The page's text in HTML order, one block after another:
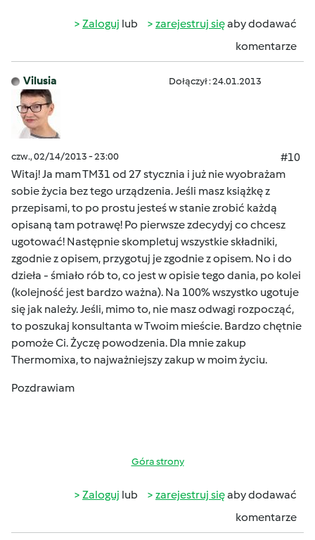
Zaloguj lub zarejestruj sięaby dodawać
komentarze
Vilusia Dołączył : 24.01.2013
czw., 02/14/2013 - 23:00
#10
Witaj! Ja mam TM31 od 27 stycznia i już nie wyobrażam
sobie życia bez tego urządzenia. Jeśli masz książkę z
przepisami, to po prostu jesteś w stanie zrobić każdą
opisaną tam potrawę! Po pierwsze zdecydyj co chcesz
ugotować! Następnie skompletuj wszystkie składniki,
zgodnie z opisem, przygotuj je zgodnie z opisem. No i do
dzieła - śmiało rób to, co jest w opisie tego dania, po kolei
(kolejność jest bardzo ważna). Na 100% wszystko ugotuje
się jak należy. Jeśli, mimo to, nie masz odwagi rozpocząć,
to poszukaj konsultanta w Twoim mieście. Bardzo chętnie
pomoże Ci. Życzę powodzenia. Dla mnie zakup
Thermomixa, to najważniejszy zakup w moim życiu.
Pozdrawiam
Góra strony
Zaloguj lub zarejestruj sięaby dodawać
komentarze